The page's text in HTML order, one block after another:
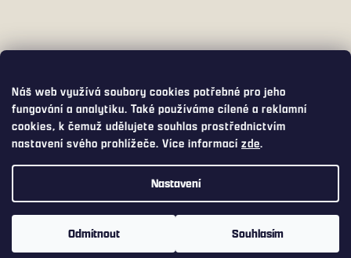
Náš web využívá soubory cookies potřebné pro jeho
fungování a analytiku. Také používáme cílené a reklamní
cookies, k čemuž udělujete souhlas prostřednictvím
nastavení svého prohlížeče. Více informacízde.
Nastavení
Odmítnout Souhlasím
Využijte přepravu s DPD PICKUP za pouhých 75,- Kč. DPD PICKUP
Vám balíček doručí do široké nabídky výdejních míst a boxů, včetně